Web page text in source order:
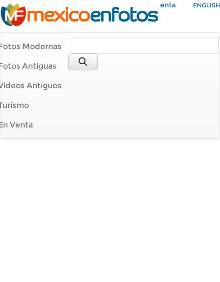
Mi Cuenta ENGLISH
Modernas
Antiguas
Antiguos
Venta